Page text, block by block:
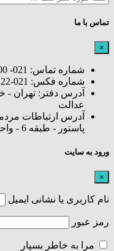
تماس با ما
×
شماره تماس: 021- 000000
شماره فکس: 021-222222
آدرس دفتر: تهران -
عدالت
آدرس ارتباطات
پاستور - طبقه 6 - واحد 12
ورود به سایت
×
نام کاربری یا نشانی ایمیل
رمز عبور
مرا به خاطر بسپار